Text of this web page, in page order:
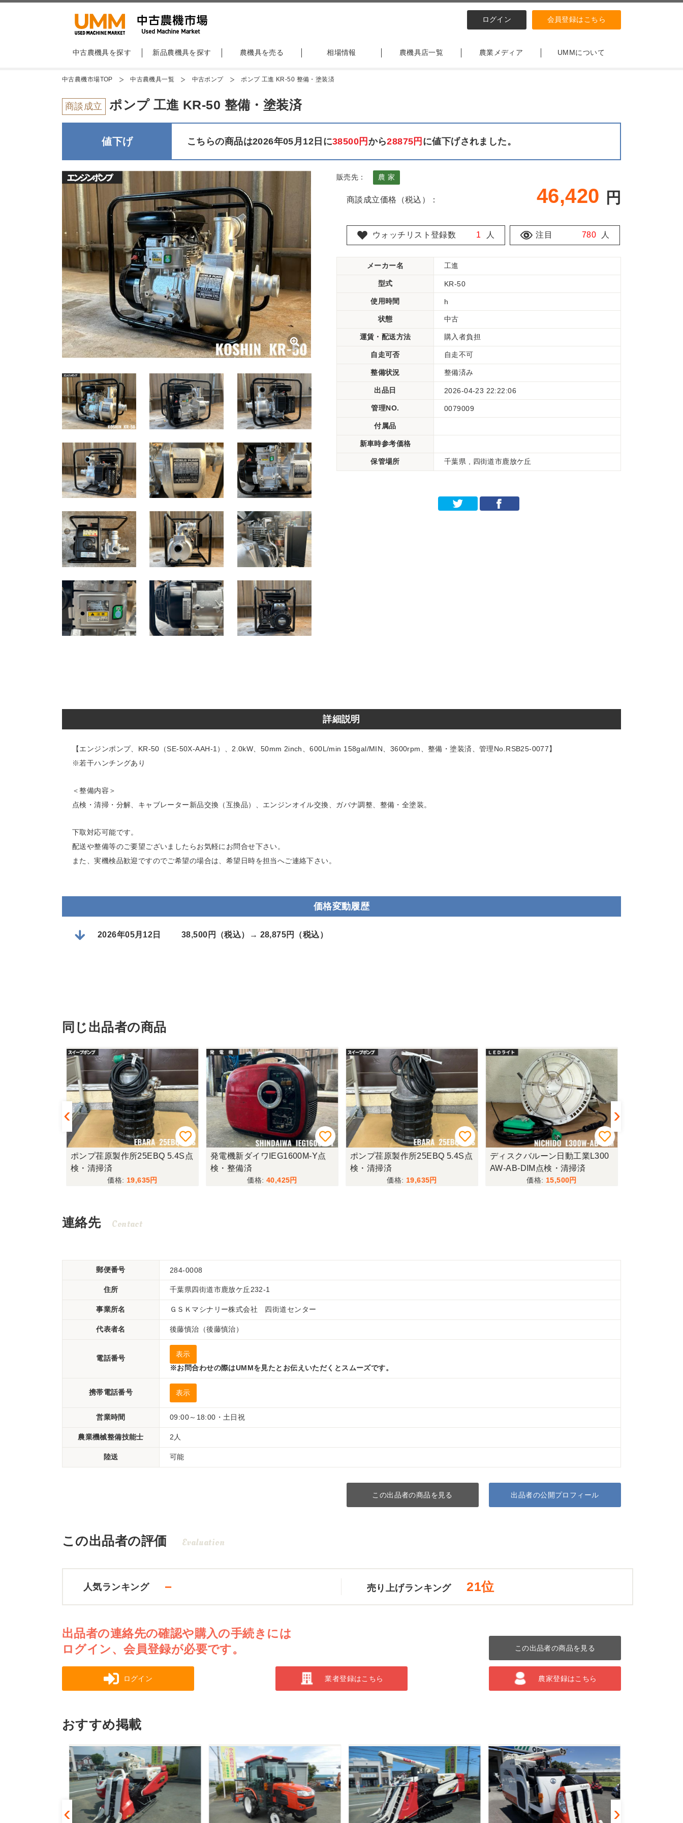
ログイン 会員登録はこちら
中古農機具を探す 新品農機具を探す 農機具を売る 相場情報 農機具店一覧 農業メディア UMMについて
中古農機市場TOP 中古農機具一覧 中古ポンプ ポンプ 工進 KR-50 整備・塗装済
商談成立 ポンプ 工進 KR-50 整備・塗装済
値下げ こちらの商品は2026年05月12日に38500円 から28875円 に値下げされました。
販売先： 農 家
商談成立価格（税込）： 46,420 円
ウォッチリスト登録数 1 人 注目 780 人
メーカー名 工進
型式 KR-50
使用時間 h
状態 中古
運賃・配送方法 購入者負担
自走可否 自走不可
整備状況 整備済み
出品日 2026-04-23 22:22:06
管理NO. 0079009
付属品
新車時参考価格
保管場所 千葉県 , 四街道市鹿放ケ丘
詳細説明
【エンジンポンプ、KR-50（SE-50X-AAH-1）、2.0kW、50mm 2inch、600L/min 158gal/MIN、3600rpm、整備・塗装済、管理No.RSB25-0077】
※若干ハンチングあり
＜整備内容＞
点検・清掃・分解、キャブレーター新品交換（互換品）、エンジンオイル交換、ガバナ調整、整備・全塗装。
下取対応可能です。
配送や整備等のご要望ございましたらお気軽にお問合せ下さい。
また、実機検品歓迎ですのでご希望の場合は、希望日時を担当へご連絡下さい。
価格変動履歴
2026年05月12日 38,500円（税込）→ 28,875円（税込）
同じ出品者の商品
ポンプ荏原製作所25EBQ 5.4S点
検・清掃済
19,635
発電機新ダイワIEG1600M-Y点
検・整備済
40,425
ポンプ荏原製作所25EBQ 5.4S点
検・清掃済
19,635
ディスクバルーン日動工業L300
AW-AB-DIM点検・清掃済
15,500
連絡先 Contact
郵便番号 284-0008
住所 千葉県四街道市鹿放ケ丘232-1
事業所名 ＧＳＫマシナリー株式会社 四街道センター
代表者名 後藤慎治（後藤慎治）
電話番号
表示
※お問合わせの際はUMMを見たとお伝えいただくとスムーズです。
携帯電話番号 表示
営業時間 09:00～18:00・土日祝
農業機械整備技能士 2人
陸送 可能
この出品者の商品を見る 出品者の公開プロフィール
この出品者の評価 Evaluation
人気ランキング － 売り上げランキング 21位
出品者の連絡先の確認や購入の手続きには
ログイン、会員登録が必要です。
この出品者の商品を見る
ログイン 業者登録はこちら 農家登録はこちら
おすすめ掲載